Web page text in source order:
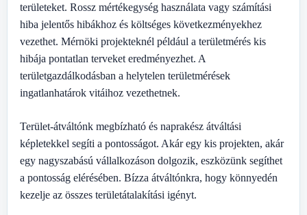
területeket. Rossz mértékegység használata vagy számítási
hiba jelentős hibákhoz és költséges következményekhez
vezethet. Mérnöki projekteknél például a területmérés kis
hibája pontatlan terveket eredményezhet. A
területgazdálkodásban a helytelen területmérések
ingatlanhatárok vitáihoz vezethetnek.
Terület-átváltónk megbízható és naprakész átváltási
képletekkel segíti a pontosságot. Akár egy kis projekten, akár
egy nagyszabású vállalkozáson dolgozik, eszközünk segíthet
a pontosság elérésében. Bízza átváltónkra, hogy könnyedén
kezelje az összes területátalakítási igényt.